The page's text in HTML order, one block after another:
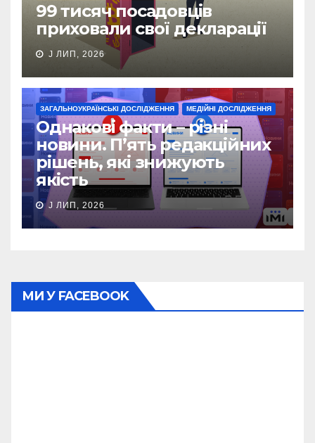
99 тисяч посадовців
приховали свої декларації
J ЛИП, 2026
ЗАГАЛЬНОУКРАЇНСЬКІ ДОСЛІДЖЕННЯ МЕДІЙНІ ДОСЛІДЖЕННЯ
Однакові факти – різні
новини. П’ять редакційних
рішень, які знижують
якість
J ЛИП, 2026
МИ У FACEBOOK